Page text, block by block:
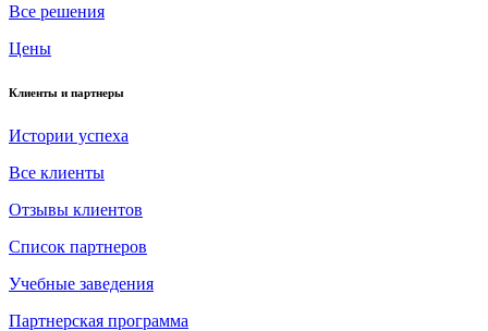
Все решения
Цены
Клиенты и партнеры
Истории успеха
Все клиенты
Отзывы клиентов
Список партнеров
Учебные заведения
Партнерская программа